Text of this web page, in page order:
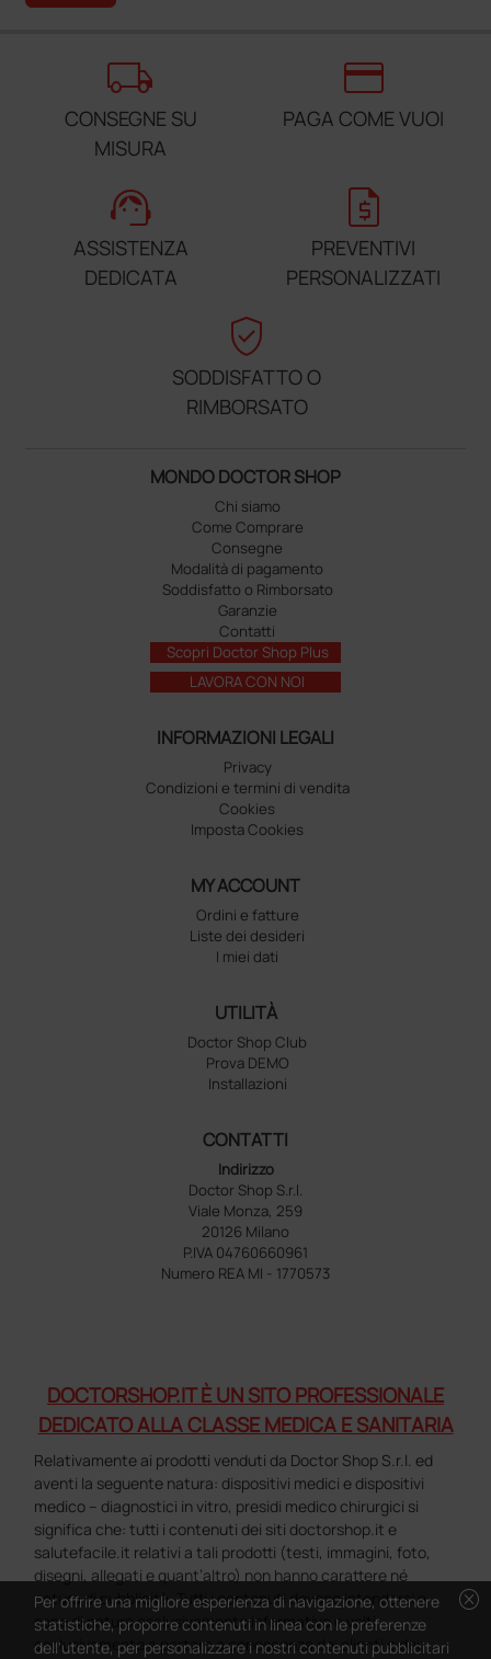
local_shipping
CONSEGNE SU
MISURA
credit_card
PAGA COME VUOI
support_agent
ASSISTENZA
DEDICATA
request_quote
PREVENTIVI
PERSONALIZZATI
verified_user
SODDISFATTO O
RIMBORSATO
MONDO DOCTOR SHOP
Chi siamo
Come Comprare
Consegne
Modalità di pagamento
Soddisfatto o Rimborsato
Garanzie
Contatti
Scopri Doctor Shop Plus
LAVORA CON NOI
INFORMAZIONI LEGALI
Privacy
Condizioni e termini di vendita
Cookies
Imposta Cookies
MY ACCOUNT
Ordini e fatture
Liste dei desideri
I miei dati
UTILITÀ
Doctor Shop Club
Prova DEMO
Installazioni
CONTATTI
Indirizzo
Doctor Shop S.r.l.
Viale Monza, 259
20126 Milano
P.IVA 04760660961
Numero REA MI - 1770573
DOCTORSHOP.IT È UN SITO PROFESSIONALE
DEDICATO ALLA CLASSE MEDICA E SANITARIA
Relativamente ai prodotti venduti da Doctor Shop S.r.l. ed
aventi la seguente natura: dispositivi medici e dispositivi
medico – diagnostici in vitro, presidi medico chirurgici si
significa che: tutti i contenuti dei siti doctorshop.it e
salutefacile.it relativi a tali prodotti (testi, immagini, foto,
disegni, allegati e quant’altro) non hanno carattere né
natura di pubblicità. Tutti i contenuti devono intendersi e
sono di natura esclusivamente informativa e volti
esclusivamente a portare a conoscenza dei clienti e dei
cancel
Per offrire una migliore esperienza di navigazione, ottenere
statistiche, proporre contenuti in linea con le preferenze
dell'utente, per personalizzare i nostri contenuti pubblicitari